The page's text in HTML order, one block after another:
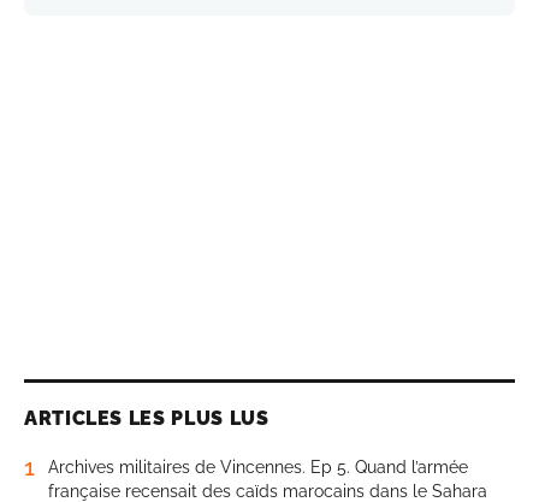
ARTICLES LES PLUS LUS
1
Archives militaires de Vincennes. Ep 5. Quand l’armée
française recensait des caïds marocains dans le Sahara